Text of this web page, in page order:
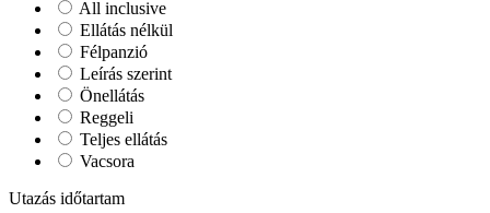
All inclusive
Ellátás nélkül
Félpanzió
Leírás szerint
Önellátás
Reggeli
Teljes ellátás
Vacsora
Utazás időtartam